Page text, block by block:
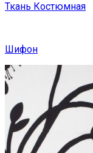
Ткань Костюмная
Шифон